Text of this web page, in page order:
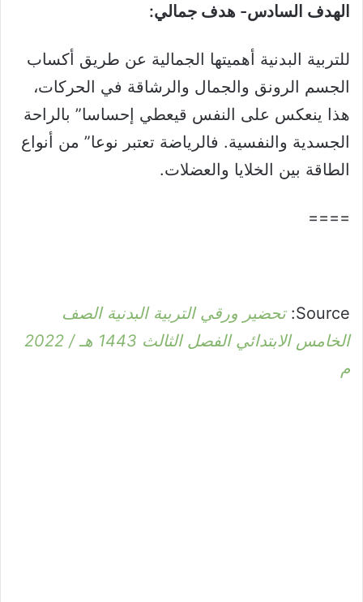
الهدف السادس- هدف جمالي:
للتربية البدنية أهميتها الجمالية عن طريق أكساب
الجسم الرونق والجمال والرشاقة في الحركات،
هذا ينعكس على النفس قيعطي إحساسا” بالراحة
الجسدية والنفسية. فالرياضة تعتبر نوعا” من أنواع
الطاقة بين الخلايا والعضلات.
====
Source: تحضير ورقي التربية البدنية الصف
الخامس الابتدائي الفصل الثالث 1443 هـ / 2022
م